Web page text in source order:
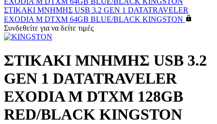
ΣΤΙΚΑΚΙ ΜΝΗΜΗΣ USB 3.2 GEN 1 DATATRAVELER
EXODIA M DTXM 64GB BLUE/BLACK KINGSTON
Συνδεθείτε για να δείτε τιμές
ΣΤΙΚΑΚΙ ΜΝΗΜΗΣ USB 3.2
GEN 1 DATATRAVELER
EXODIA M DTXM 128GB
RED/BLACK KINGSTON